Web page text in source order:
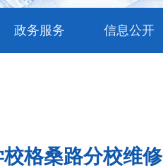
政务服务 信息公开
格桑路分校维修